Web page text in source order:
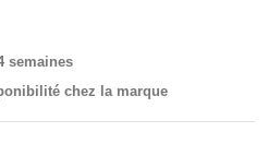
semaines
chez la marque